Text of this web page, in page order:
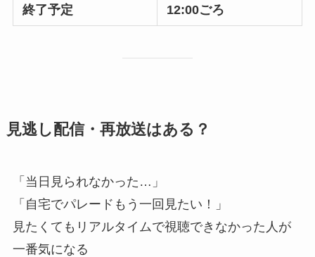
終了予定 12:00ごろ
見逃し配信・再放送はある？
「当日見られなかった…」
「自宅でパレードもう一回見たい！」
見たくてもリアルタイムで視聴できなかった人が
一番気になる